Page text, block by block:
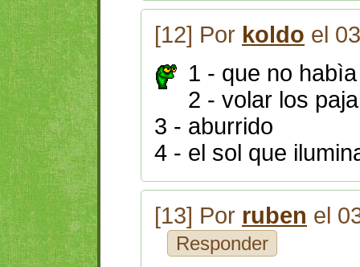
[12] Por koldo el
1 - que no
2 - volar los
3 - aburrido
4 - el sol que
[13] Por ruben el
Responder